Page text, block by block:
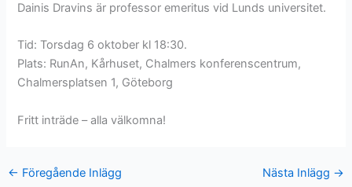
Dainis Dravins är professor emeritus vid Lunds universitet.
Tid: Torsdag 6 oktober kl 18:30.
Plats: RunAn, Kårhuset, Chalmers konferenscentrum,
Chalmersplatsen 1, Göteborg
Fritt inträde – alla välkomna!
← Föregående Inlägg Nästa Inlägg →